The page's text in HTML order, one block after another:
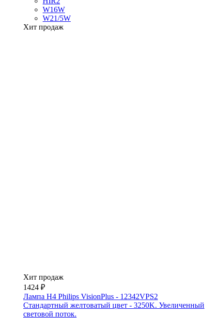
W16W
W21/5W
Хит продаж
Хит продаж
1424 ₽
Лампа H4 Philips VisionPlus - 12342VPS2
Стандартный желтоватый цвет - 3250K. Увеличенный
световой поток.